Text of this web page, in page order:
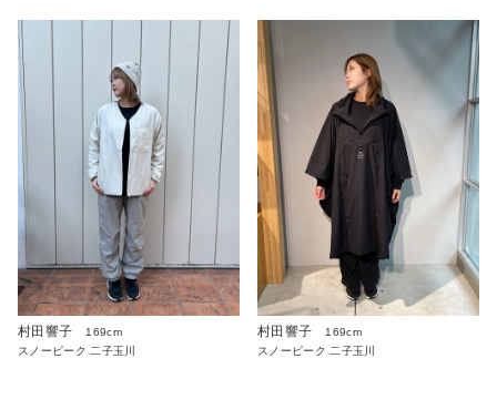
村田響子
169cm
スノーピーク 二子玉川
村田響子
169cm
スノーピーク 二子玉川